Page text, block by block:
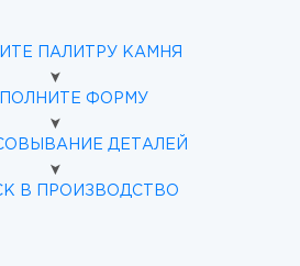
ПАЛИТРУ КАМНЯ
➤
ФОРМУ
➤
ДЕТАЛЕЙ
➤
В ПРОИЗВОДСТВО